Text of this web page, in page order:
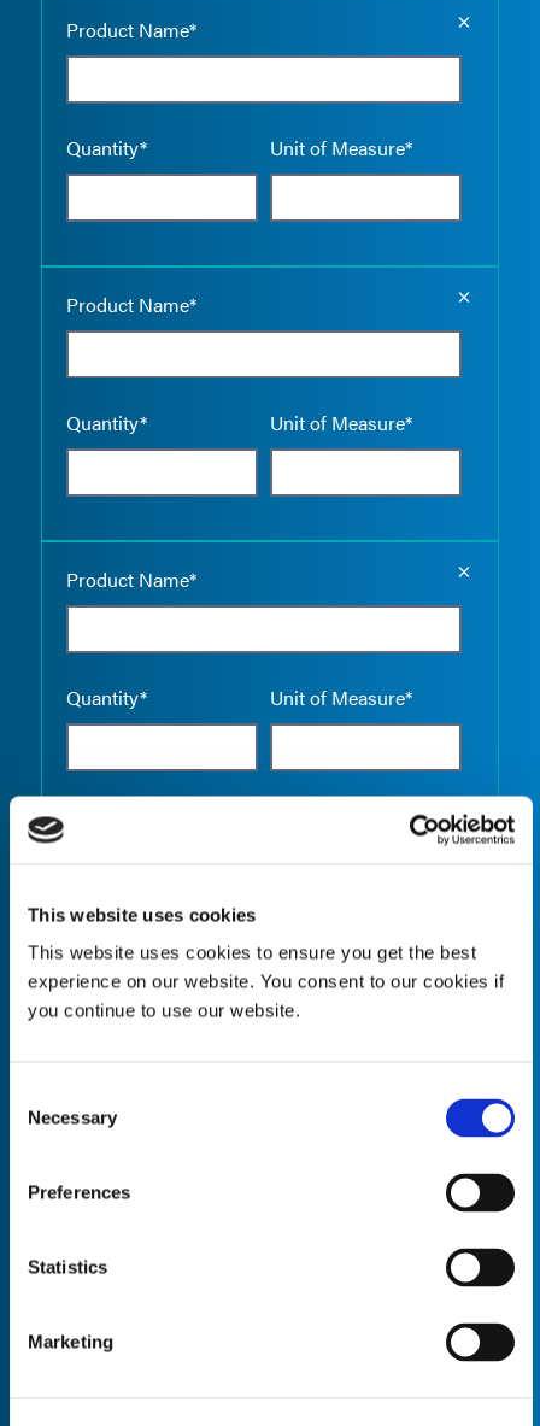
This website uses cookies
This website uses cookies to ensure you get the best
experience on our website. You consent to our cookies if
you continue to use our website.
Selection
Necessary
Preferences
Statistics
Marketing
Product Name*
Quantity* Unit of Measure*
Product Name*
Quantity* Unit of Measure*
Product Name*
Quantity* Unit of Measure*
Quantity* Unit of Measure*
Empty
Product Name* Empty